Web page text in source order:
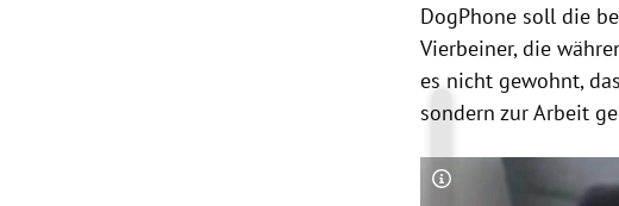
DogPhone soll die
Vierbeiner, die
es nicht gewohnt,
sondern zur Arbeit
Copyright-Hinweis